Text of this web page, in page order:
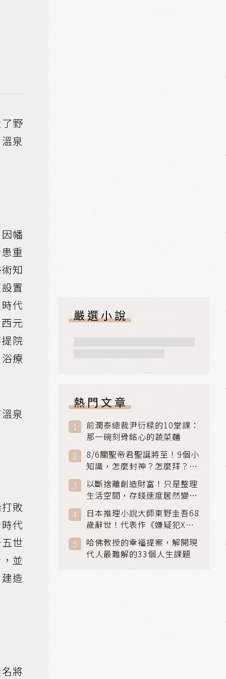
野
泉
幡
重
知
置
代
元
院
療
泉
敗
代
世
並
造
將
嚴選小說
熱門文章
前潤泰總裁尹衍樑的10堂課：
那一碗刻骨銘心的蔬菜麵
8/6關聖帝君聖誕將至！9個小
知識，怎麼封神？怎麼拜？該
拜哪個關帝？
以斷捨離創造財富！只是整理
生活空間，存錢速度居然變快
日本推理小說大師東野圭吾68
歲辭世！代表作《嫌疑犯X的
獻身》《解憂雜貨店》獲獎無
數
哈佛教授的幸福提案，解開現
代人最難解的33個人生課題